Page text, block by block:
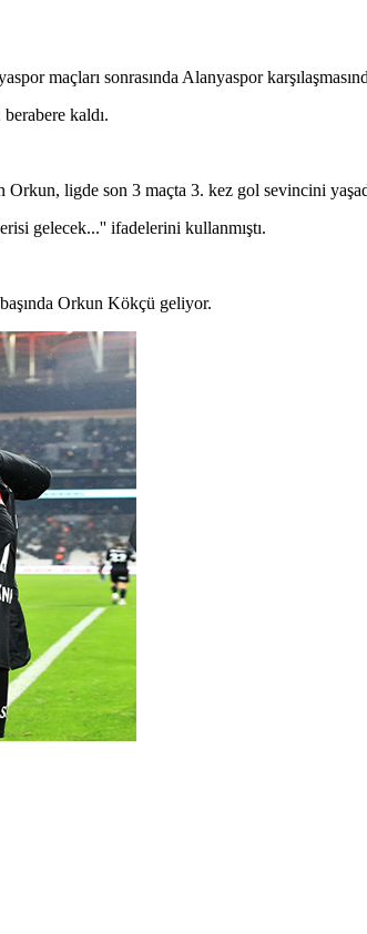
maçları sonrasında Alanyaspor
kaldı.
Orkun, ligde son 3 maçta 3. kez gol sevincini
gelecek...'' ifadelerini kullanmıştı.
Orkun Kökçü geliyor.